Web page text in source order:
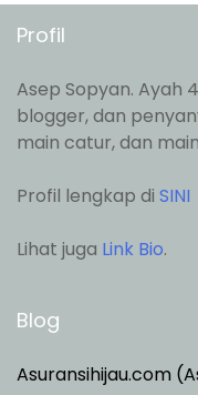
Profil
Asep Sopyan. Ayah
blogger, dan
main catur, dan
Profil lengkap di SINI
Lihat juga Link Bio.
Blog
Asuransihijau.com